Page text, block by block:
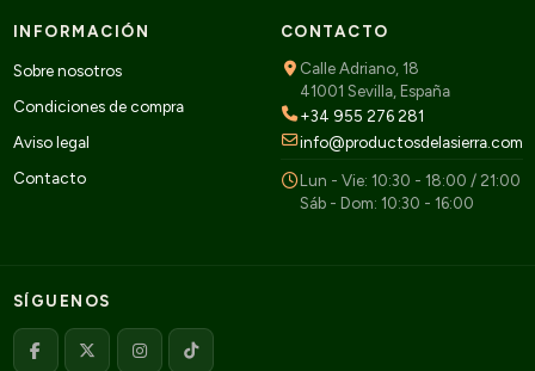
INFORMACIÓN
Sobre nosotros
Condiciones de compra
Aviso legal
Contacto
CONTACTO
Calle Adriano, 18
41001 Sevilla, España
+34 955 276 281
info@productosdelasierra.com
Lun - Vie: 10:30 - 18:00 / 21:00
Sáb - Dom: 10:30 - 16:00
SÍGUENOS